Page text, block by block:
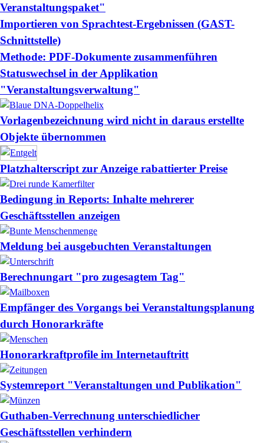
Veranstaltungspaket"
Importieren von Sprachtest-Ergebnissen (GAST-
Schnittstelle)
Methode: PDF-Dokumente zusammenführen
Statuswechsel in der Applikation
"Veranstaltungsverwaltung"
Vorlagenbezeichnung wird nicht in daraus erstellte
Objekte übernommen
Platzhalterscript zur Anzeige rabattierter Preise
Bedingung in Reports: Inhalte mehrerer
Geschäftsstellen anzeigen
Meldung bei ausgebuchten Veranstaltungen
Berechnungart "pro zugesagtem Tag"
Empfänger des Vorgangs bei Veranstaltungsplanung
durch Honorarkräfte
Honorarkraftprofile im Internetauftritt
Systemreport "Veranstaltungen und Publikation"
Guthaben-Verrechnung unterschiedlicher
Geschäftsstellen verhindern